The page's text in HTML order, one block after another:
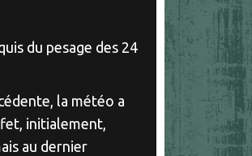
du pesage des 24
la météo a
initialement,
au dernier